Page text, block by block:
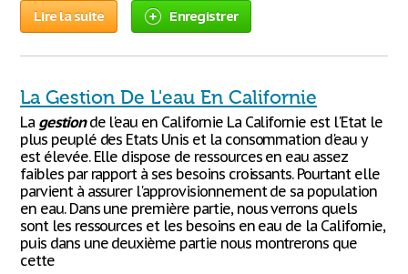
Lire la suite Enregistrer
La Gestion De L'eau En Californie
La gestionde l'eau en Californie La Californie est l'Etat le
plus peuplé des Etats Unis et la consommation d'eau y
est élevée. Elle dispose de ressources en eau assez
faibles par rapport à ses besoins croissants. Pourtant elle
parvient à assurer l'approvisionnement de sa population
en eau. Dans une première partie, nous verrons quels
sont les ressources et les besoins en eau de la Californie,
puis dans une deuxième partie nous montrerons que
cette